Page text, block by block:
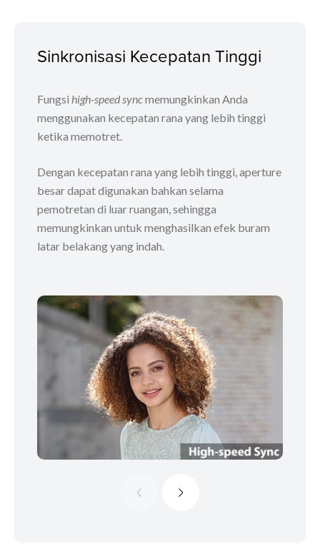
Sinkronisasi Kecepatan Tinggi
Fungsi high-speed syncmemungkinkan Anda
menggunakan kecepatan rana yang lebih tinggi
ketika memotret.
Dengan kecepatan rana yang lebih tinggi, aperture
besar dapat digunakan bahkan selama
pemotretan di luar ruangan, sehingga
memungkinkan untuk menghasilkan efek buram
latar belakang yang indah.